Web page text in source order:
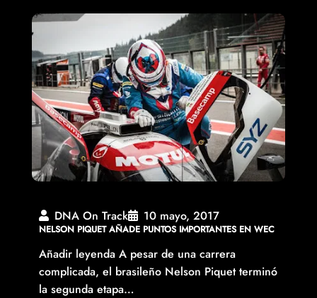
DNA On Track 10 mayo, 2017
NELSON PIQUET AÑADE PUNTOS IMPORTANTES EN WEC
Añadir leyenda A pesar de una carrera
complicada, el brasileño Nelson Piquet terminó
la segunda etapa…